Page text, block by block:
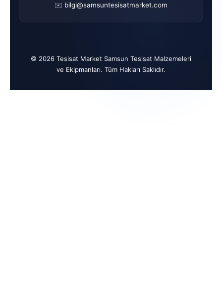
✉️ bilgi@samsuntesisatmarket.com
© 2026 Tesisat Market Samsun Tesisat Malzemeleri
ve Ekipmanları. Tüm Hakları Saklıdır.